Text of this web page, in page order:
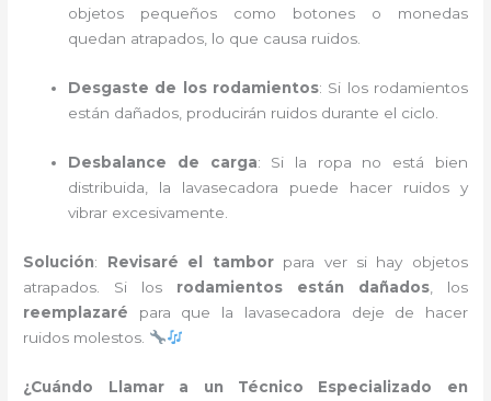
objetos pequeños como botones o monedas
quedan atrapados, lo que causa ruidos.
Desgaste de los rodamientos: Si los rodamientos
están dañados, producirán ruidos durante el ciclo.
Desbalance de carga: Si la ropa no está bien
distribuida, la lavasecadora puede hacer ruidos y
vibrar excesivamente.
Solución: Revisaré el tamborpara ver si hay objetos
atrapados. Si los rodamientos están dañados, los
reemplazaré para que la lavasecadora deje de hacer
ruidos molestos.
¿Cuándo Llamar a un Técnico Especializado en